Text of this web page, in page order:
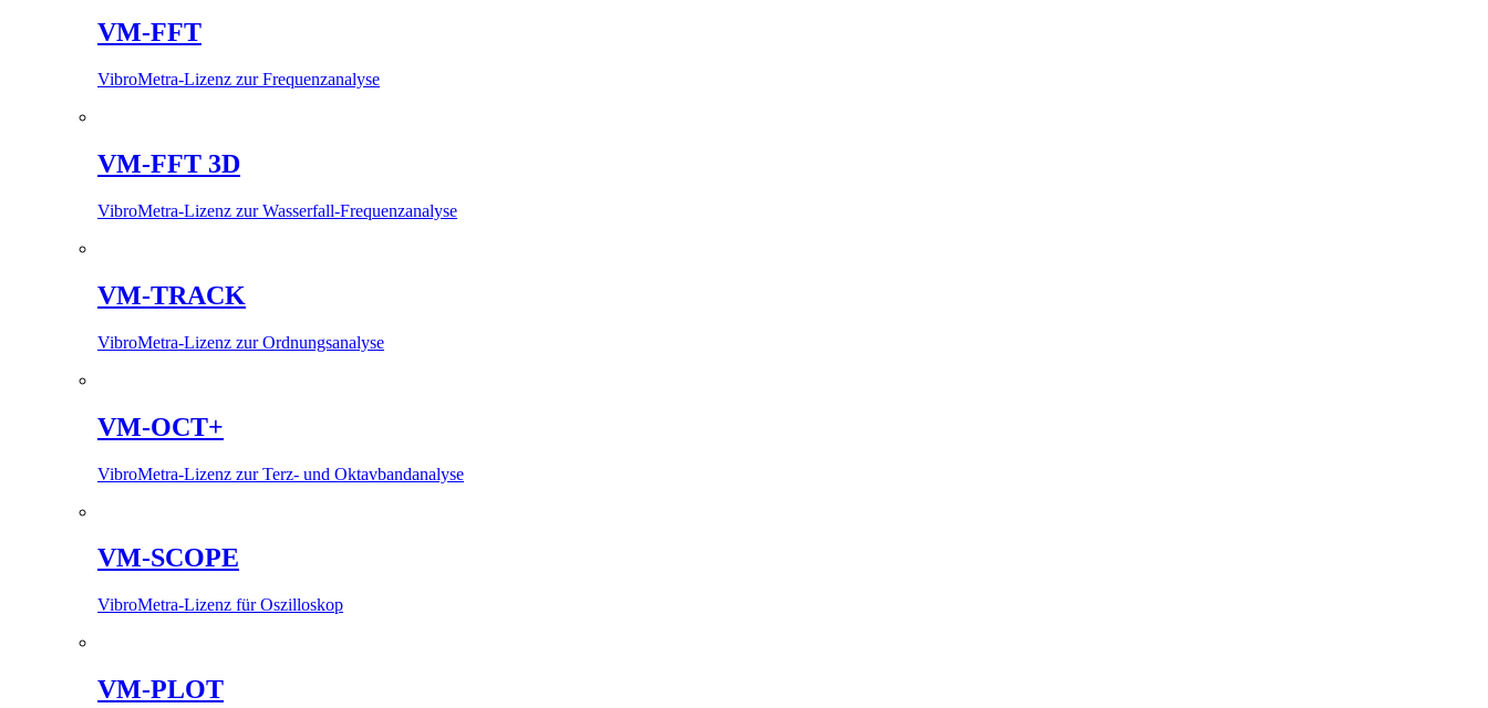
VM-FFT
VibroMetra-Lizenz zur Frequenzanalyse
VM-FFT 3D
VibroMetra-Lizenz zur Wasserfall-Frequenzanalyse
VM-TRACK
VibroMetra-Lizenz zur Ordnungsanalyse
VM-OCT+
VibroMetra-Lizenz zur Terz- und Oktavbandanalyse
VM-SCOPE
VibroMetra-Lizenz für Oszilloskop
VM-PLOT